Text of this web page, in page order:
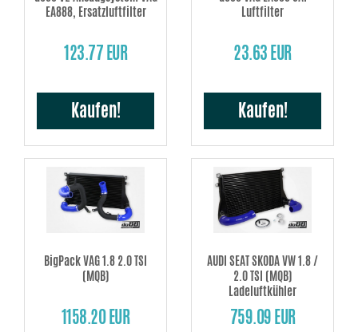
EA888, Ersatzluftfilter
123.77 EUR
Kaufen!
Luftfilter
23.63 EUR
Kaufen!
BigPack VAG 1.8 2.0 TSI
(MQB)
1158.20 EUR
AUDI SEAT SKODA VW 1.8 /
2.0 TSI (MQB)
Ladeluftkühler
759.09 EUR